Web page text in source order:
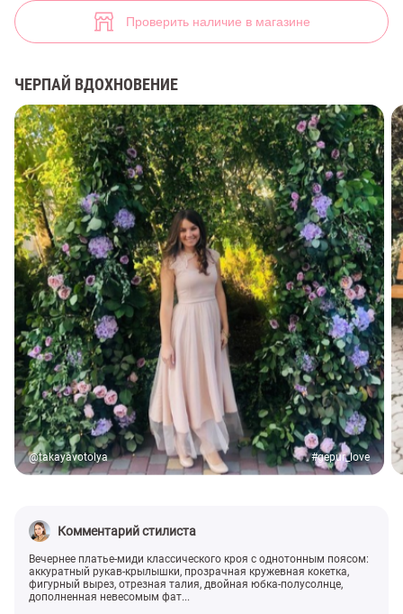
Проверить наличие в магазине
ЧЕРПАЙ ВДОХНОВЕНИЕ
@takayavotolya #gepur_love
Комментарий стилиста
Вечернее платье-миди классического кроя с однотонным поясом:
аккуратный рукав-крылышки, прозрачная кружевная кокетка,
фигурный вырез, отрезная талия, двойная юбка-полусолнце,
дополненная невесомым фат...
(арт. 31326) ♡ интернет-магазин Gepur